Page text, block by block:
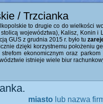
/ Trzcianka
to drugie co do wielkości
stolicą województwa), Kalisz, Konin
GUS z grudnia 2015 r. było tu
dzięki korzystnemu położeniu
strefom ekonomicznym oraz
istnieje wiele biur
miasto lub nazwa